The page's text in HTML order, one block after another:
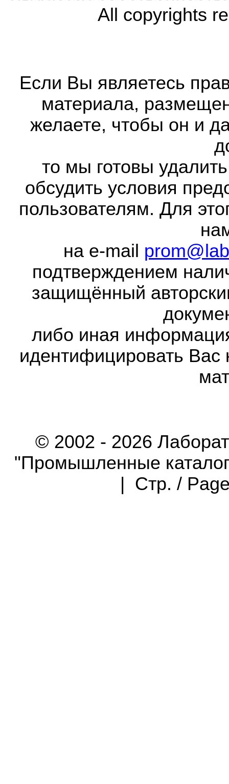
All copyrights
Если Вы являетесь
материала,
желаете, чтобы он и
то мы готовы
обсудить условия
пользователям. Для
на e-mail
подтверждением
защищённый
либо иная
идентифицировать Вас
© 2002 - 2026
"Промышленные
| Стр. /